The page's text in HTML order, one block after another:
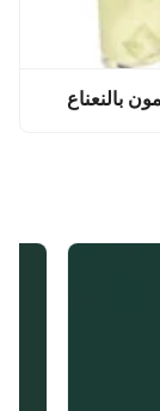
بالنعناع